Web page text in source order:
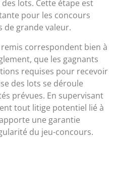
lots. Cette étape est
pour les concours
de grande valeur.
correspondent bien à
que les gagnants
requises pour recevoir
des lots se déroule
prévues. En supervisant
tout litige potentiel lié à
une garantie
du jeu-concours.